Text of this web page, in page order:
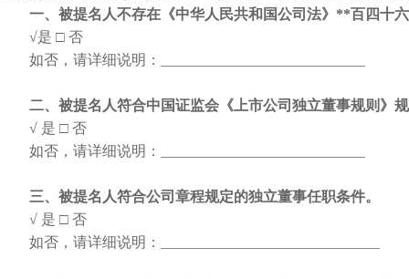
一、被提名人不存在《中华人民共和国公司法》**百四十
√是 □ 否
如否，请详细说明：
二、被提名人符合中国证监会《上市公司独立董事规则》
√ 是 □ 否
如否，请详细说明：
三、被提名人符合公司章程规定的独立董事任职条件。
√ 是 □ 否
如否，请详细说明：